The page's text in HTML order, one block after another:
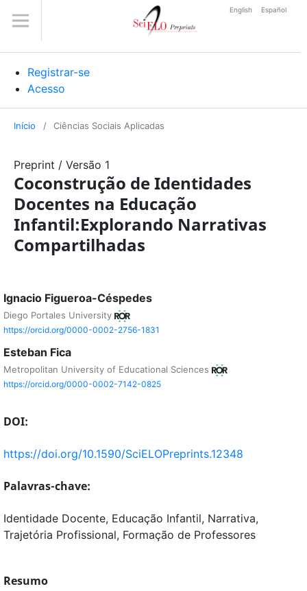
Registrar-se
Acesso
English Español
Início / Ciências Sociais Aplicadas
Preprint / Versão 1
Coconstrução de Identidades
Docentes na Educação
Infantil:Explorando Narrativas
Compartilhadas
Ignacio Figueroa-Céspedes
Diego Portales University
https://orcid.org/0000-0002-2756-1831
Esteban Fica
Metropolitan University of Educational Sciences
https://orcid.org/0000-0002-7142-0825
DOI:
https://doi.org/10.1590/SciELOPreprints.12348
Palavras-chave:
Identidade Docente, Educação Infantil, Narrativa,
Trajetória Profissional, Formação de Professores
Resumo